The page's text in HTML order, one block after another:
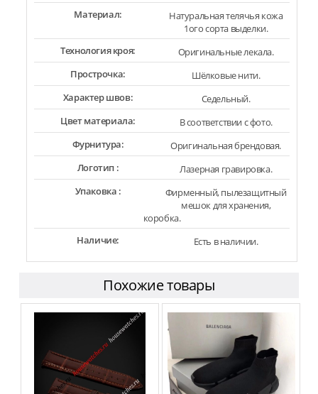
Материал:
Натуральная телячья кожа
1ого сорта выделки.
Технология кроя:
Оригинальные лекала.
Прострочка:
Шёлковые нити.
Характер швов:
Седельный.
Цвет материала:
В соответствии с фото.
Фурнитура:
Оригинальная брендовая.
Логотип :
Лазерная гравировка.
Упаковка :
Фирменный, пылезащитный
мешок для хранения,
коробка.
Наличие:
Есть в наличии.
Похожие товары